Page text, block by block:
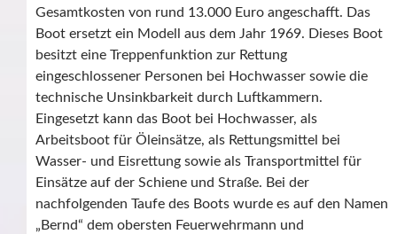
Gesamtkosten von rund 13.000 Euro angeschafft. Das
Boot ersetzt ein Modell aus dem Jahr 1969. Dieses Boot
besitzt eine Treppenfunktion zur Rettung
eingeschlossener Personen bei Hochwasser sowie die
technische Unsinkbarkeit durch Luftkammern.
Eingesetzt kann das Boot bei Hochwasser, als
Arbeitsboot für Öleinsätze, als Rettungsmittel bei
Wasser- und Eisrettung sowie als Transportmittel für
Einsätze auf der Schiene und Straße. Bei der
nachfolgenden Taufe des Boots wurde es auf den Namen
„Bernd“ dem obersten Feuerwehrmann und